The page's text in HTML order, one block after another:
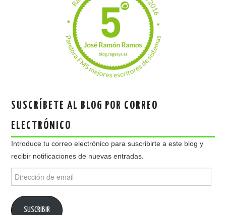
SUSCRÍBETE AL BLOG POR CORREO
ELECTRÓNICO
Introduce tu correo electrónico para suscribirte a este blog y
recibir notificaciones de nuevas entradas.
de
SUSCRIBIR